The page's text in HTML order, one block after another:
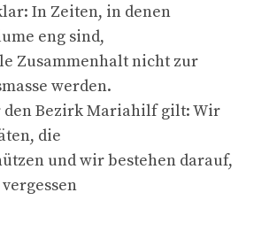
In Zeiten, in denen
eng sind,
Zusammenhalt nicht zur
werden.
den Bezirk Mariahilf gilt: Wir
die
und wir bestehen darauf,